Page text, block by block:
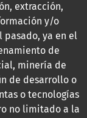
extracción,
y/o
ya en el
de
minería de
de desarrollo o
o tecnologías
no limitado a la